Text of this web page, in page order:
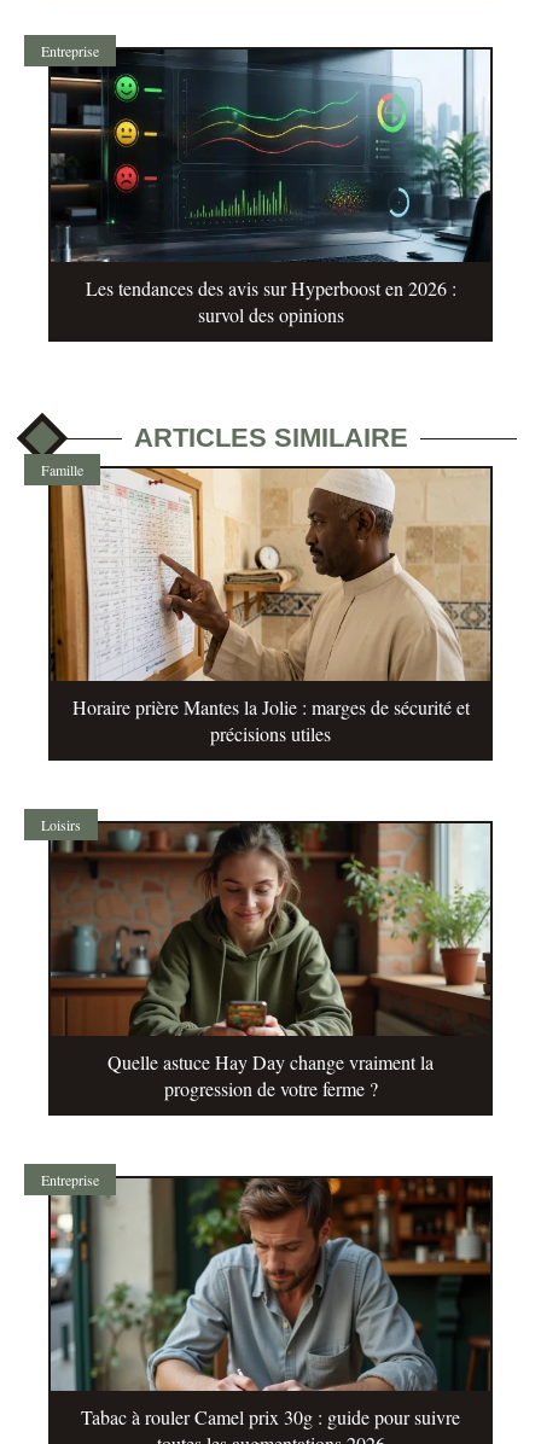
Entreprise
Les tendances des avis sur Hyperboost en 2026 :
survol des opinions
ARTICLES SIMILAIRE
Famille
Horaire prière Mantes la Jolie : marges de sécurité et
précisions utiles
Loisirs
Quelle astuce Hay Day change vraiment la
progression de votre ferme ?
Entreprise
Tabac à rouler Camel prix 30g : guide pour suivre